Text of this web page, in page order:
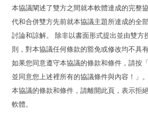
本協議闡述了雙方之間就本軟體達成的完整
代和合併雙方先前就本協議主題所達成的全
討論和諒解。 除非以書面形式提出並由雙方
則，對本協議任何條款的豁免或修改均不具有
如果您同意遵守本協議的條款和條件，請按
並同意您上述裡所有的協議條件與內容！」
本協議的條款和條件，請離開此頁，表示拒
軟體。